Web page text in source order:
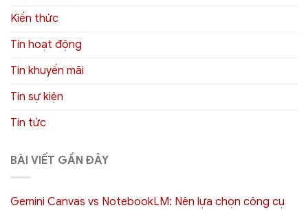
Kiến thức
Tin hoạt động
Tin khuyến mãi
Tin sự kiện
Tin tức
BÀI VIẾT GẦN ĐÂY
Gemini Canvas vs NotebookLM: Nên lựa chọn công cụ